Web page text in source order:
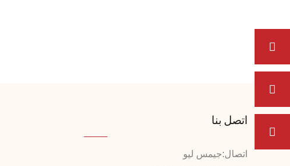
اتصل بنا
اتصال:جيمس ليو